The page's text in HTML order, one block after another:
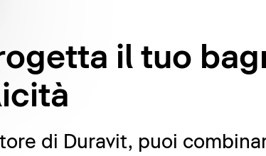
il tuo
di Duravit, puoi